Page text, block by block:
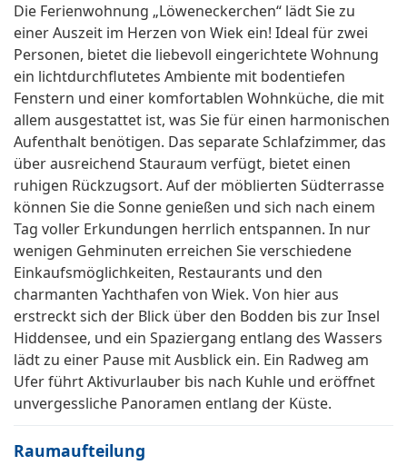
Die Ferienwohnung „Löweneckerchen“ lädt Sie zu
einer Auszeit im Herzen von Wiek ein! Ideal für zwei
Personen, bietet die liebevoll eingerichtete Wohnung
ein lichtdurchflutetes Ambiente mit bodentiefen
Fenstern und einer komfortablen Wohnküche, die mit
allem ausgestattet ist, was Sie für einen harmonischen
Aufenthalt benötigen. Das separate Schlafzimmer, das
über ausreichend Stauraum verfügt, bietet einen
ruhigen Rückzugsort. Auf der möblierten Südterrasse
können Sie die Sonne genießen und sich nach einem
Tag voller Erkundungen herrlich entspannen. In nur
wenigen Gehminuten erreichen Sie verschiedene
Einkaufsmöglichkeiten, Restaurants und den
charmanten Yachthafen von Wiek. Von hier aus
erstreckt sich der Blick über den Bodden bis zur Insel
Hiddensee, und ein Spaziergang entlang des Wassers
lädt zu einer Pause mit Ausblick ein. Ein Radweg am
Ufer führt Aktivurlauber bis nach Kuhle und eröffnet
unvergessliche Panoramen entlang der Küste.
Raumaufteilung